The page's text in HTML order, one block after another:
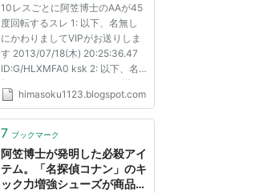
10レスごとに阿笠博士のAAが45
度回転するスレ 1: 以下、名無し
にかわりましてVIPがお送りしま
す 2013/07/18(木) 20:25:36.47
ID:G/HLXMFA0 ksk 2: 以下、名
無しにかわりましてVIPがお送り
します 2013/07/18(木)
ん 3: 以下、名無しにかわりまし
2013/07/18(木) 20:26:1...
himasoku1123.blogspot.com
7 ブックマーク
阿笠博士が発明した必殺アイ
テム。「名探偵コナン」のキ
ック力増強シューズが商品化